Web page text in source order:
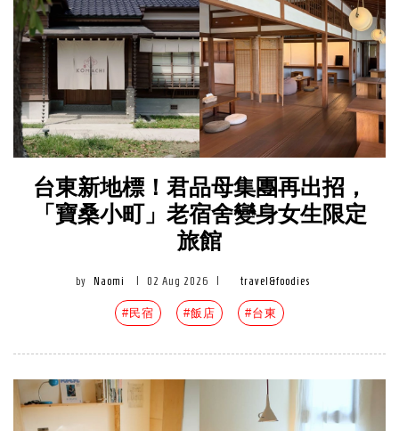
台東新地標！君品母集團再出招，
「寶桑小町」老宿舍變身女生限定
旅館
by Naomi 02 Aug 2026 travel&foodies
#民宿 #飯店 #台東